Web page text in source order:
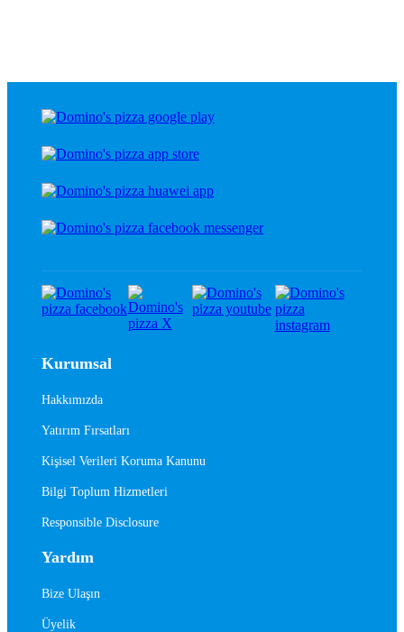
Kurumsal
Hakkımızda
Yatırım Fırsatları
Kişisel Verileri Koruma Kanunu
Bilgi Toplum Hizmetleri
Responsible Disclosure
Yardım
Bize Ulaşın
Üyelik